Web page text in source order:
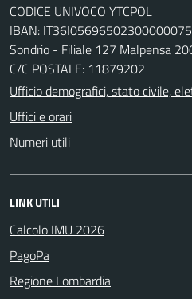
CODICE UNIVOCO YTCPOL
IBAN:
Sondrio - Filiale 127 Malpensa
C/C POSTALE: 11879202
Ufficio demografici, stato civile,
Uffici e orari
Numeri utili
LINK UTILI
Calcolo IMU 2026
PagoPa
Regione Lombardia